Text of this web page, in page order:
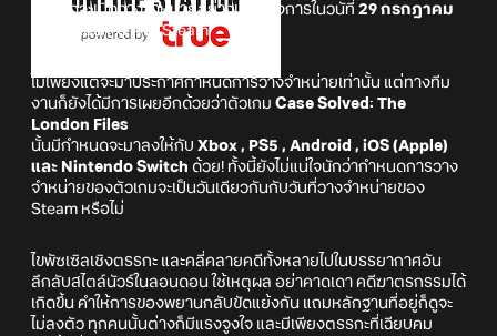
กำหนดจะเปิดวางจำหน่ายอย่างเป็นทางการในวนัที่ 29 กรกฎาคม
นี้บน PC ผ่าน Steam
ไม่เพียงแต่จะมาประกาศกำหนดการวางจำหน่ายเท่านั้น แต่ทางทีม
งานก็ยังได้มีการเผยอีกด้วยว่าตัวเกม Case Solved: The
London Files
นั้นมีกำหนดจะมาลงให้กับ Xbox , PS5 , Android , iOS (Apple)
และ Nintendo Switch ด้วย! ทั้งนี้ยังไม่แน่ใจนักว่ากำหนดการวาง
จำหน่ายของตัวเกมจะเป็นวันเดียวกันกับวันที่วางจำหน่ายของ
Steam หรือไม่
ไขพัซเซิลเชิงตรรกะ และคลี่คลายคดีทั้งหลายไปในบรรยากาศอัน
ลึกลับสไตล์นัวร์ในลอนดอน ใช้เหตุผล อย่าคาดเดา คดีฆาตรกรรมได้
เกิดขึ้น คำให้การของพยานกลับขัดแย้งกัน แถมหลักฐานที่อยู่ก็ดูจะ
ไม่ลงตัว ทุกคนนั้นต่างก็มีแรงจูงใจ และมีเพียงตรรกะที่เฉียบคม